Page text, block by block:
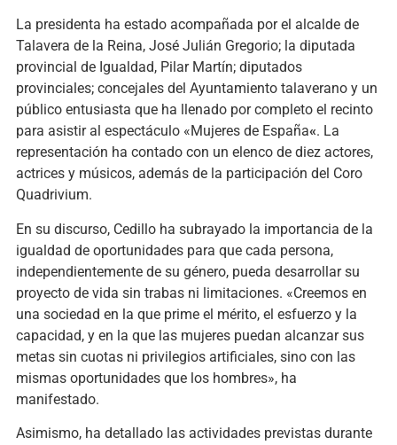
La presidenta ha estado acompañada por el alcalde de
Talavera de la Reina, José Julián Gregorio; la diputada
provincial de Igualdad, Pilar Martín; diputados
provinciales; concejales del Ayuntamiento talaverano y un
público entusiasta que ha llenado por completo el recinto
para asistir al espectáculo «Mujeres de España«. La
representación ha contado con un elenco de diez actores,
actrices y músicos, además de la participación del Coro
Quadrivium.
En su discurso, Cedillo ha subrayado la importancia de la
igualdad de oportunidades para que cada persona,
independientemente de su género, pueda desarrollar su
proyecto de vida sin trabas ni limitaciones. «Creemos en
una sociedad en la que prime el mérito, el esfuerzo y la
capacidad, y en la que las mujeres puedan alcanzar sus
metas sin cuotas ni privilegios artificiales, sino con las
mismas oportunidades que los hombres», ha
manifestado.
Asimismo, ha detallado las actividades previstas durante